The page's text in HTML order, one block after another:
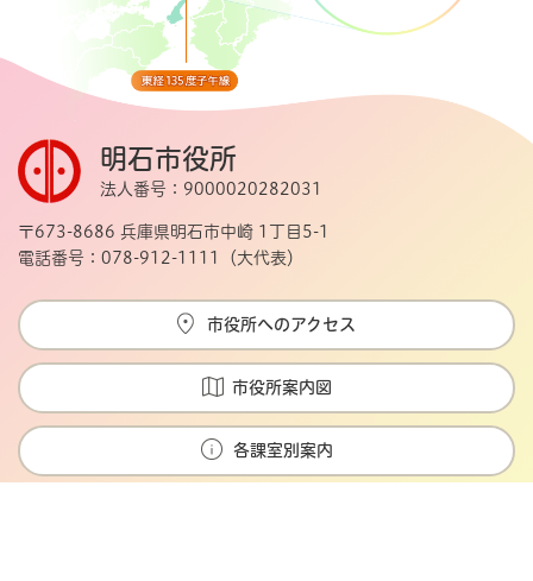
明石市役所
法人番号：9000020282031
〒673-8686 兵庫県明石市中崎 1丁目5-1
電話番号：078-912-1111（大代表）
市役所へのアクセス
市役所案内図
各課室別案内